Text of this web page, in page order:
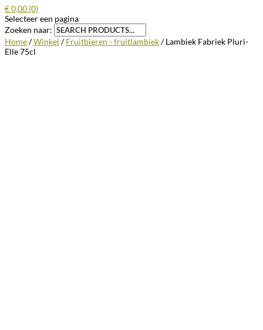
€0,00 (0)
Selecteer een pagina
Zoeken naar:
Home/Winkel /Fruitbieren - fruitlambiek/ Lambiek Fabriek Pluri-
Elle 75cl